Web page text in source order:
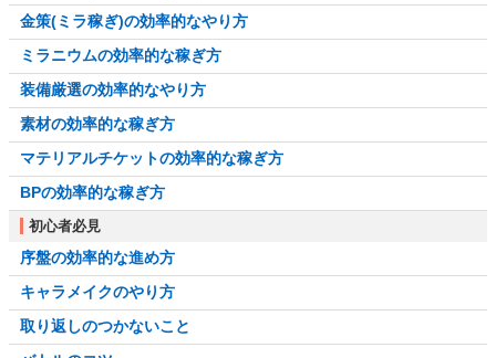
金策(ミラ稼ぎ)の効率的なやり方
ミラニウムの効率的な稼ぎ方
装備厳選の効率的なやり方
素材の効率的な稼ぎ方
マテリアルチケットの効率的な稼ぎ方
BPの効率的な稼ぎ方
初心者必見
序盤の効率的な進め方
キャラメイクのやり方
取り返しのつかないこと